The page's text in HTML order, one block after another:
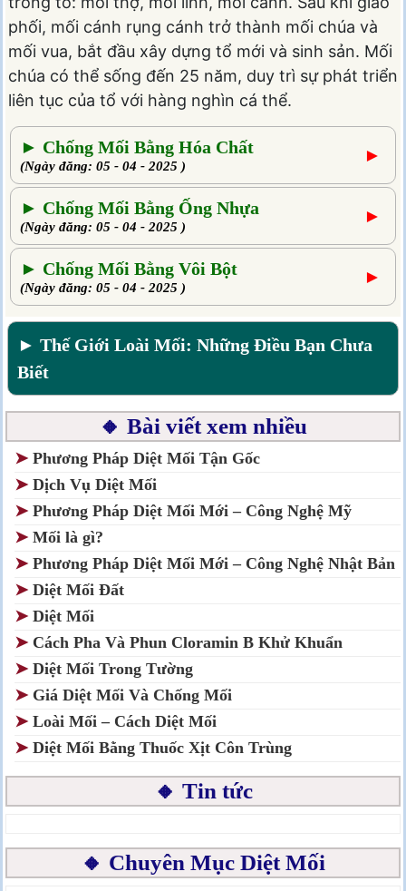
phối, mối cánh rụng cánh trở thành mối chúa và
mối vua, bắt đầu xây dựng tổ mới và sinh sản. Mối
chúa có thể sống đến 25 năm, duy trì sự phát triển
liên tục của tổ với hàng nghìn cá thể.
► Chống Mối Bằng Hóa Chất
(Ngày đăng: 05 - 04 - 2025 )
►
► Chống Mối Bằng Ống Nhựa
(Ngày đăng: 05 - 04 - 2025 )
►
► Chống Mối Bằng Vôi Bột
(Ngày đăng: 05 - 04 - 2025 )
►
► Thế Giới Loài Mối: Những Điều Bạn Chưa
Biết
🔸 Bài viết xem nhiều
➤ Phương Pháp Diệt Mối Tận Gốc
➤ Dịch Vụ Diệt Mối
➤ Phương Pháp Diệt Mối Mới – Công Nghệ Mỹ
➤ Mối là gì?
➤ Phương Pháp Diệt Mối Mới – Công Nghệ Nhật Bản
➤ Diệt Mối Đất
➤ Diệt Mối
➤ Cách Pha Và Phun Cloramin B Khử Khuẩn
➤ Diệt Mối Trong Tường
➤ Giá Diệt Mối Và Chống Mối
➤ Loài Mối – Cách Diệt Mối
➤ Diệt Mối Bằng Thuốc Xịt Côn Trùng
🔸 Tin tức
🔸 Chuyên Mục Diệt Mối